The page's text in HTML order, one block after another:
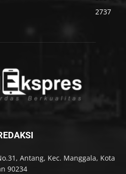
2737
Antang, Kec. Manggala, Kota
90234